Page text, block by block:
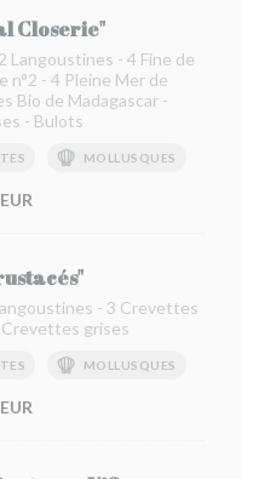
Closerie"
Langoustines - 4 Fine de
n°2 - 4 Pleine Mer de
Bio de Madagascar -
- Bulots
MOLLUSQUES
- 3 Crevettes
Crevettes grises
MOLLUSQUES